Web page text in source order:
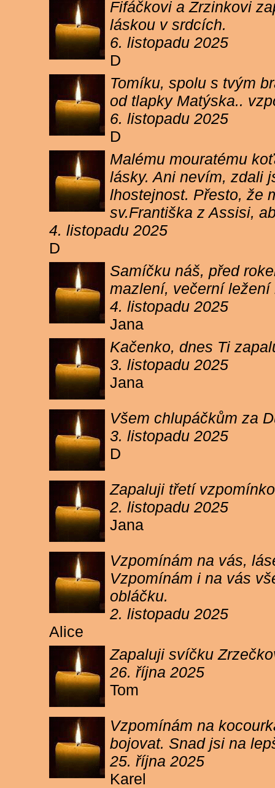
Fifáčkovi a Zrzinkovi
láskou v srdcích.
6. listopadu 2025
D
Tomíku, spolu s tvým
od tlapky Matýska..
6. listopadu 2025
D
Malému mouratému
lásky. Ani nevím, zdali
lhostejnost. Přesto, že
sv.Františka z Assisi,
4. listopadu 2025
D
Samíčku náš, před
mazlení, večerní
4. listopadu 2025
Jana
Kačenko, dnes Ti
3. listopadu 2025
Jana
Všem chlupáčkům za
3. listopadu 2025
D
Zapaluji třetí
2. listopadu 2025
Jana
Vzpomínám na vás,
Vzpomínám i na vás
obláčku.
2. listopadu 2025
Alice
Zapaluji svíčku
26. října 2025
Tom
Vzpomínám na
bojovat. Snad jsi na
25. října 2025
Karel